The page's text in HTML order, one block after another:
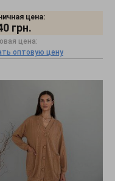
цена:
грн.
цена:
оптовую цену